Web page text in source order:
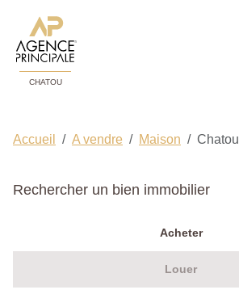
CHATOU
Accueil A vendre Maison Chatou
Rechercher un bien immobilier
Acheter
Louer